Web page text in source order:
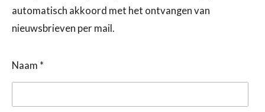
automatisch akkoord met het ontvangen van
nieuwsbrieven per mail.
Naam *